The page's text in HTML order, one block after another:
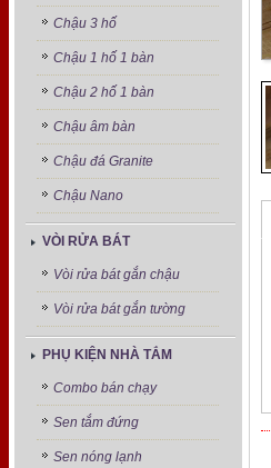
Chậu 3 hố
Chậu 1 hố 1 bàn
Chậu 2 hố 1 bàn
Chậu âm bàn
Chậu đá Granite
Chậu Nano
VÒI RỬA BÁT
Vòi rửa bát gắn chậu
Vòi rửa bát gắn tường
PHỤ KIỆN NHÀ TẮM
Combo bán chạy
Sen tắm đứng
Sen nóng lạnh